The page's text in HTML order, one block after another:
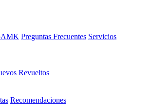
Preguntas Frecuentes Servicios
Revueltos
Recomendaciones